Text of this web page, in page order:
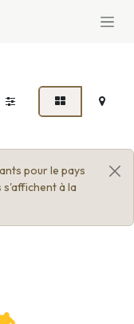
pour le pays
s'affichent à la